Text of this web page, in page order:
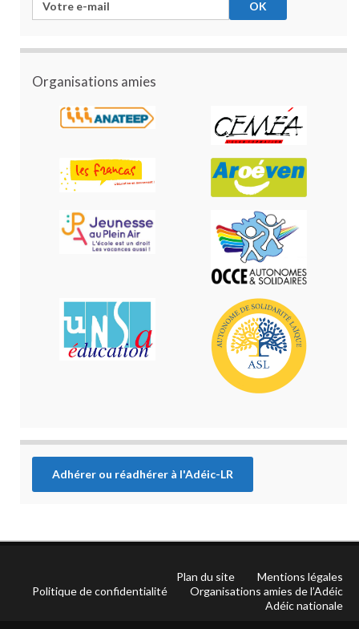
Organisations amies
Adhérer ou réadhérer à l'Adéic-LR
Plan du site
Mentions légales
Politique de confidentialité
Organisations amies de l’Adéic
Adéic nationale